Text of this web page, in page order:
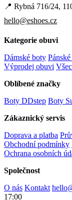
📍 Rybná 716/24,
hello@eshoes.cz
Kategorie obuvi
Dámské boty
Výprodej obuvi
Oblíbené značky
Boty DDstep Boty
Zákaznický servis
Doprava a platba
Obchodní podmínky
Ochrana osobních
Společnost
O nás Kontakt
17:00